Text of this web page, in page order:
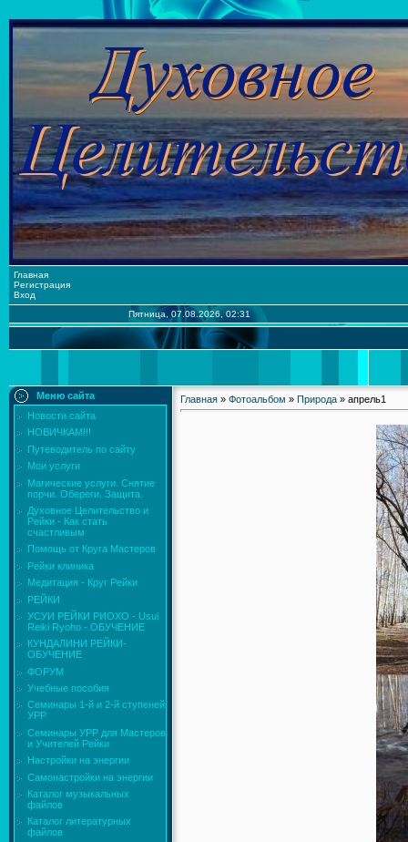
Главная
Регистрация
Вход
Пятница, 07.08.2026, 02:31
Меню сайта
Новости сайта
НОВИЧКАМ!!!
Путеводитель по сайту
Мои услуги
Магические услуги. Снятие
порчи. Обереги. Защита.
Духовное Целительство и
Рейки - Как стать
счастливым
Помощь от Круга Мастеров
Рейки клиника
Медитация - Круг Рейки
РЕЙКИ
УСУИ РЕЙКИ РИОХО - Usui
Reiki Ryoho - ОБУЧЕНИЕ
КУНДАЛИНИ РЕЙКИ-
ОБУЧЕНИЕ
ФОРУМ
Учебные пособия
Семинары 1-й и 2-й ступеней
УРР
Семинары УРР для Мастеров
и Учителей Рейки
Настройки на энергии
Самонастройки на энергии
Каталог музыкальных
файлов
Каталог литературных
файлов
Главная » Фотоальбом » Природа » апрель1